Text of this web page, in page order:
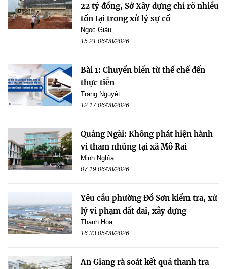
22 tỷ đồng, Sở Xây dựng chỉ rõ nhiều
tồn tại trong xử lý sự cố
Ngọc Giàu
15:21 06/08/2026
Bài 1: Chuyển biến từ thể chế đến
thực tiễn
Trang Nguyệt
12:17 06/08/2026
Quảng Ngãi: Không phát hiện hành
vi tham nhũng tại xã Mô Rai
Minh Nghĩa
07:19 06/08/2026
Yêu cầu phường Đồ Sơn kiểm tra, xử
lý vi phạm đất đai, xây dựng
Thanh Hoa
16:33 05/08/2026
An Giang rà soát kết quả thanh tra